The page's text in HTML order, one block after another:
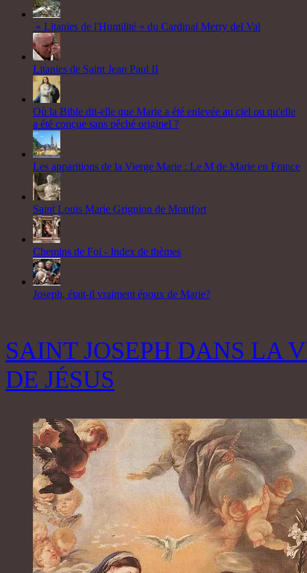
« Litanies de l'Humilité » du Cardinal Merry del Val
Litanies de Saint Jean Paul II
Où la Bible dit-elle que Marie a été enlevée au ciel ou qu'elle
a été conçue sans péché originel ?
Les apparitions de la Vierge Marie : Le M de Marie en France
Saint Louis Marie Grignion de Montfort
Chemins de Foi - Index de thèmes
Joseph, était-il vraiment époux de Marie?
SAINT JOSEPH DANS LA
DE JÉSUS